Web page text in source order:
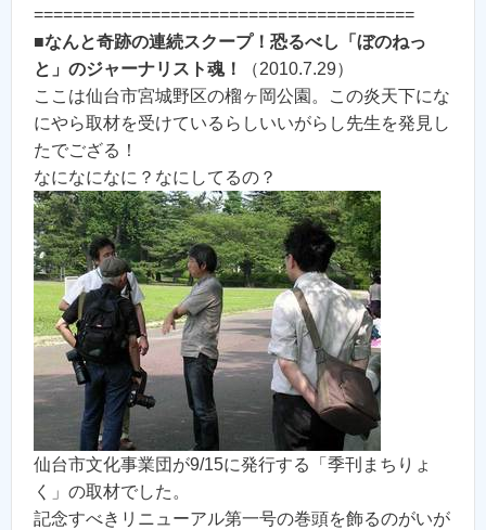
=======================================
■なんと奇跡の連続スクープ！恐るべし「ぼのねっ
と」のジャーナリスト魂！
（2010.7.29）
ここは仙台市宮城野区の榴ヶ岡公園。この炎天下にな
にやら取材を受けているらしいいがらし先生を発見し
たでござる！
なになになに？なにしてるの？
仙台市文化事業団が9/15に発行する「季刊まちりょ
く」の取材でした。
記念すべきリニューアル第一号の巻頭を飾るのがいが